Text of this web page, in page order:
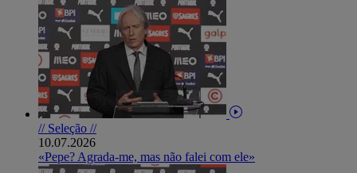
// Seleção //
10.07.2026
«Pepe? Agrada-me, mas não falei com ele»